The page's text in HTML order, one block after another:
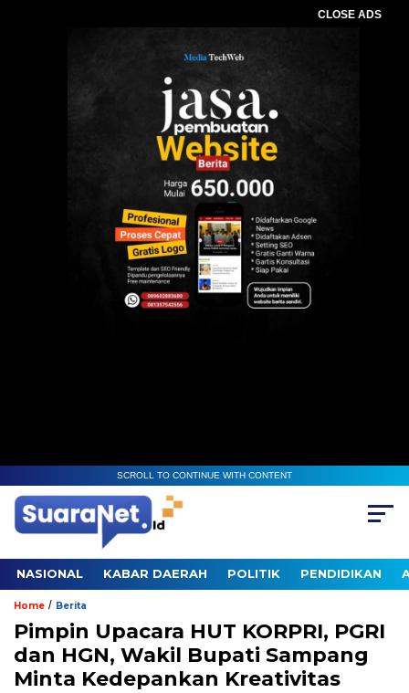
CLOSE ADS
SCROLL TO CONTINUE WITH CONTENT
NASIONAL KABAR DAERAH POLITIK PENDIDIKAN
Home / Berita
Pimpin Upacara HUT KORPRI, PGRI
dan HGN, Wakil Bupati Sampang
Minta Kedepankan Kreativitas